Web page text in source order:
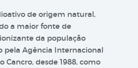
de origem natural,
a maior fonte de
da população
pela Agência Internacional
Cancro, desde 1988, como